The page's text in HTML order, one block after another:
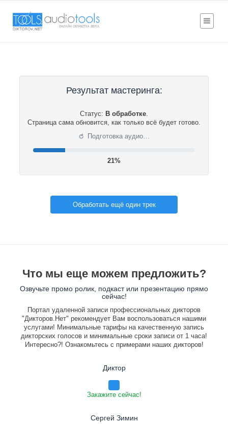
Результат мастеринга:
Статус: В обработке.
Страница сама обновится, как только всё будет готово.
⟳ Подготовка аудио…
21%
Обработать ещё один трек
Что мы еще можем предложить?
Озвучьте промо ролик, подкаст или презентацию прямо
сейчас!
Портал удаленной записи профессиональных дикторов
"Дикторов.Нет" рекомендует Вам воспользоваться нашими
услугами! Минимальные тарифы на качественную запись
дикторских голосов и минимальные сроки записи от 1 часа!
Интересно?! Ознакомьтесь с примерами наших дикторов!
Диктор
Закажите сейчас!
Сергей Зимин